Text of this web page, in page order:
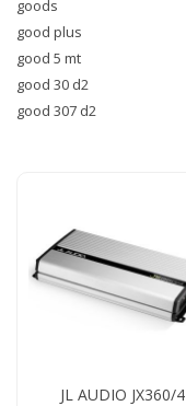
goods
good plus
good 5 mt
good 30 d2
good 307 d2
JL AUDIO JX360/4